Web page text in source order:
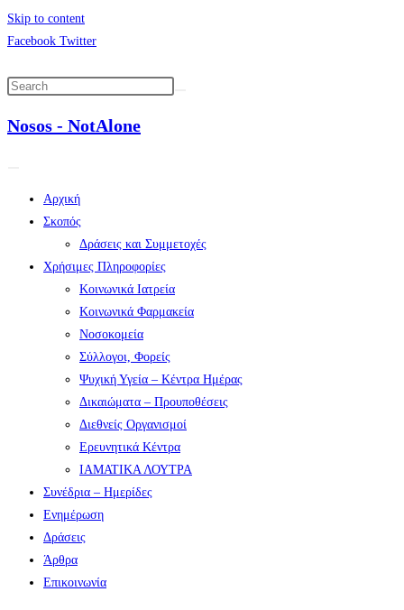
Skip to content
Facebook Twitter
Nosos - NotAlone
Αρχική
Σκοπός
Δράσεις και Συμμετοχές
Χρήσιμες Πληροφορίες
Κοινωνικά Ιατρεία
Κοινωνικά Φαρμακεία
Νοσοκομεία
Σύλλογοι, Φορείς
Ψυχική Υγεία – Κέντρα Ημέρας
Δικαιώματα – Προυποθέσεις
Διεθνείς Οργανισμοί
Ερευνητικά Κέντρα
ΙΑΜΑΤΙΚΑ ΛΟΥΤΡΑ
Συνέδρια – Ημερίδες
Ενημέρωση
Δράσεις
Άρθρα
Επικοινωνία